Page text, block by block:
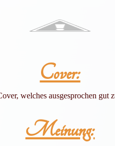
Cover:
welches ausgesprochen gut
Meinung: